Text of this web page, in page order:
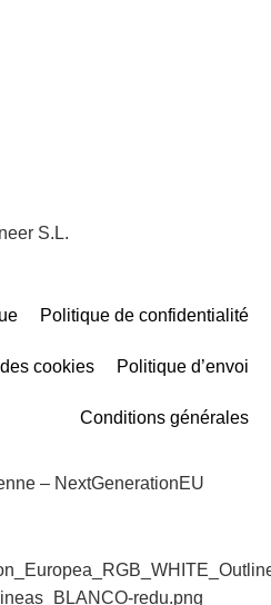
S.L.
Politique de confidentialité
cookies Politique d’envoi
Conditions générales
– NextGenerationEU